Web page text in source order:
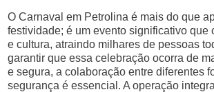
O Carnaval em Petrolina é mais do que
festividade; é um evento significativo que
e cultura, atraindo milhares de pessoas
garantir que essa celebração ocorra de
e segura, a colaboração entre diferentes
segurança é essencial. A operação